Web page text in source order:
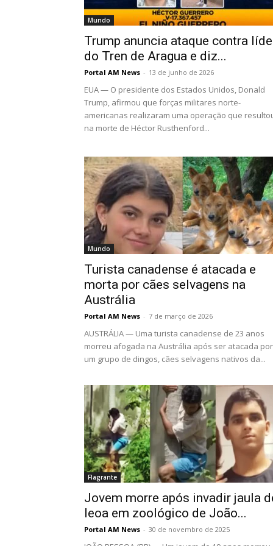
Mundo
Trump anuncia ataque contra
do Tren de Aragua e diz...
Portal AM News - 13 de junho de 2026
EUA — O presidente dos Estados Unidos, Donald
Trump, afirmou que forças militares norte-
americanas realizaram uma operação que
na morte de Héctor Rusthenford...
Mundo
Turista canadense é atacada e
morta por cães selvagens na
Austrália
Portal AM News - 7 de março de 2026
AUSTRÁLIA — Uma turista canadense de 23 anos
morreu afogada na Austrália após ser atacada por
um grupo de dingos, cães selvagens nativos da...
Flagrante
Jovem morre após invadir jaula
leoa em zoológico de João...
Portal AM News - 30 de novembro de 2025